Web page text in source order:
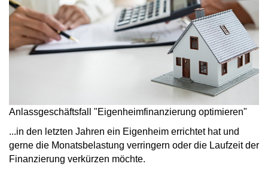
Anlassgeschäftsfall "Eigenheimfinanzierung optimieren"
...in den letzten Jahren ein Eigenheim errichtet hat und
gerne die Monatsbelastung verringern oder die Laufzeit der
Finanzierung verkürzen möchte.